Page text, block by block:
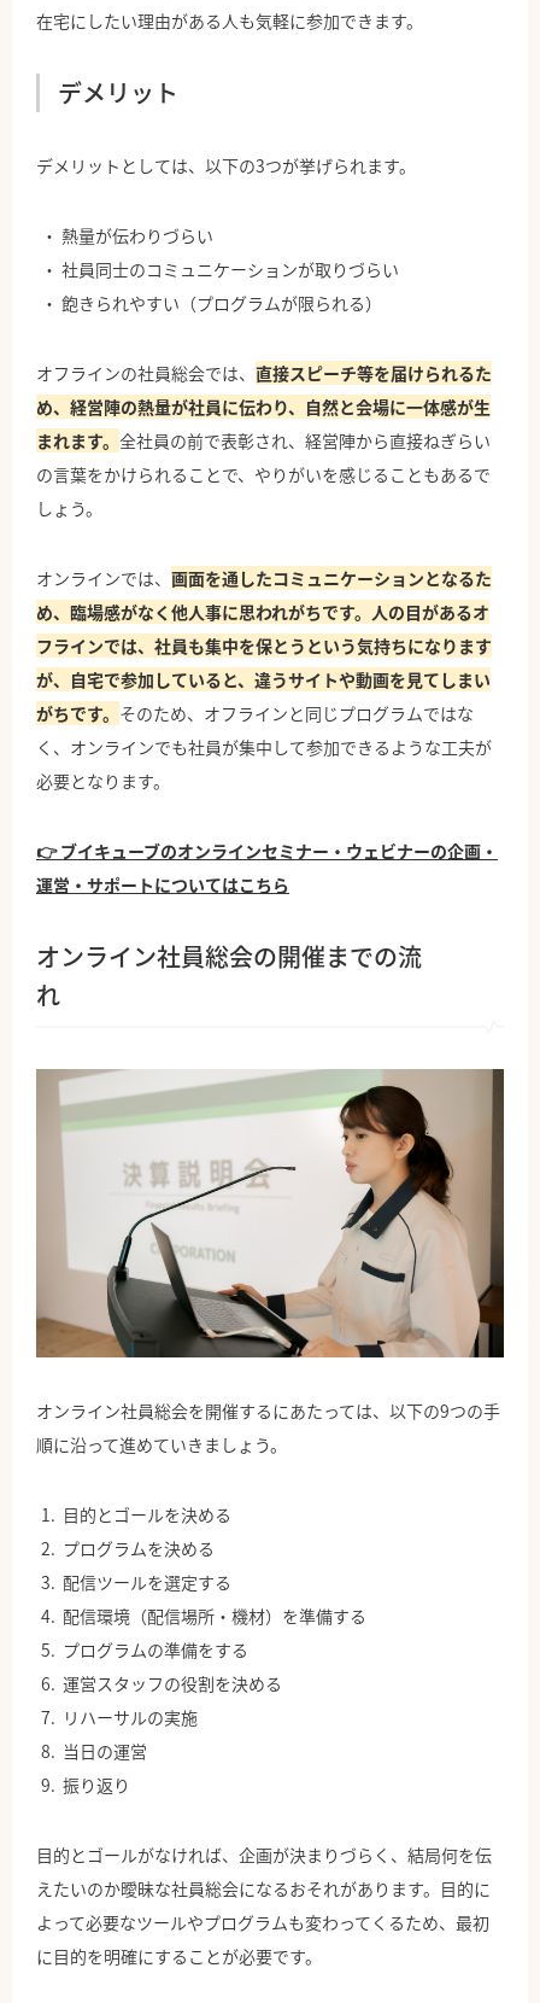
在宅にしたい理由がある人も気軽に参加できます。
デメリット
デメリットとしては、以下の3つが挙げられます。
熱量が伝わりづらい
社員同士のコミュニケーションが取りづらい
飽きられやすい（プログラムが限られる）
オフラインの社員総会では、 直接スピーチ等を届けられるた
め、経営陣の熱量が社員に伝わり、自然と会場に一体感が生
まれます。 全社員の前で表彰され、経営陣から直接ねぎらい
の言葉をかけられることで、やりがいを感じることもあるで
しょう。
オンラインでは、 画面を通したコミュニケーションとなるた
め、臨場感がなく他人事に思われがちです。人の目があるオ
フラインでは、社員も集中を保とうという気持ちになります
が、自宅で参加していると、違うサイトや動画を見てしまい
がちです。 そのため、オフラインと同じプログラムではな
く、オンラインでも社員が集中して参加できるような工夫が
必要となります。
👉 ブイキューブのオンラインセミナー・ウェビナーの企画・
運営・サポートについてはこちら
オンライン社員総会の開催までの流
れ
オンライン社員総会を開催するにあたっては、以下の9つの手
順に沿って進めていきましょう。
目的とゴールを決める
プログラムを決める
配信ツールを選定する
配信環境（配信場所・機材）を準備する
プログラムの準備をする
運営スタッフの役割を決める
リハーサルの実施
当日の運営
振り返り
目的とゴールがなければ、企画が決まりづらく、結局何を伝
えたいのか曖昧な社員総会になるおそれがあります。目的に
よって必要なツールやプログラムも変わってくるため、最初
に目的を明確にすることが必要です。